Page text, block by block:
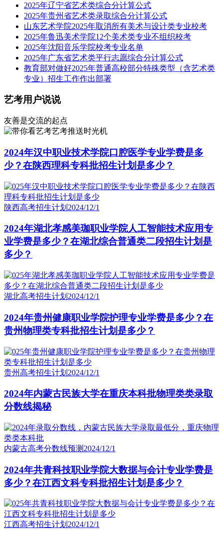
2025年辽宁省艺术类综合分计算公式
2025年贵州省艺术类录取综合分计算公式
山东艺术学院2025年取消所有美术与设计类专业校考
2025年鲁迅美术学院12个美术类专业不组织校考
2025年沈阳音乐学院校考专业名单
2025年广东省艺术类平行志愿综合分计算公式
教育部对做好2025年普通高校部分特殊类型（含艺术类
专业）招生工作作出部署
艺考用户说说
友善是交流的起点
艺考推送时光机
2024年汉中职业技术学院口腔医学专业学费是多
少？在陕西理科专科批招生计划是多少？
陕西高考招生计划 2024/12/1
2024年湖北孝感美珈职业学院人工智能技术应用专
业学费是多少？在湖北综合普通类二段招生计划是
多少？
湖北高考招生计划 2024/12/1
2024年贵州健康职业学院护理专业学费是多少？在
贵州物理类专科批招生计划是多少？
贵州高考招生计划 2024/12/1
2024年内蒙古民族大学在重庆本科批物理类类录取
分数线揭秘
内蒙古高考分数线预测 2024/12/1
2024年共青科技职业学院大数据与会计专业学费是
多少？在江西文科专科批招生计划是多少？
江西高考招生计划 2024/12/1